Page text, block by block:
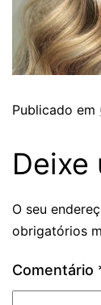
Publicado em
Deixe
O seu
obrigatórios
Comentário